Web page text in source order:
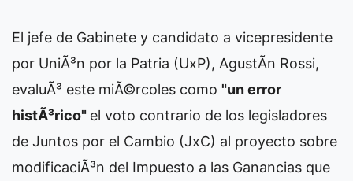
El jefe de Gabinete y candidato a vicepresidente
por UniÃ³n por la Patria (UxP), AgustÃ­n Rossi,
evaluÃ³ este miÃ©rcoles como "un error
histÃ³rico" el voto contrario de los legisladores
de Juntos por el Cambio (JxC) al proyecto sobre
modificaciÃ³n del Impuesto a las Ganancias que